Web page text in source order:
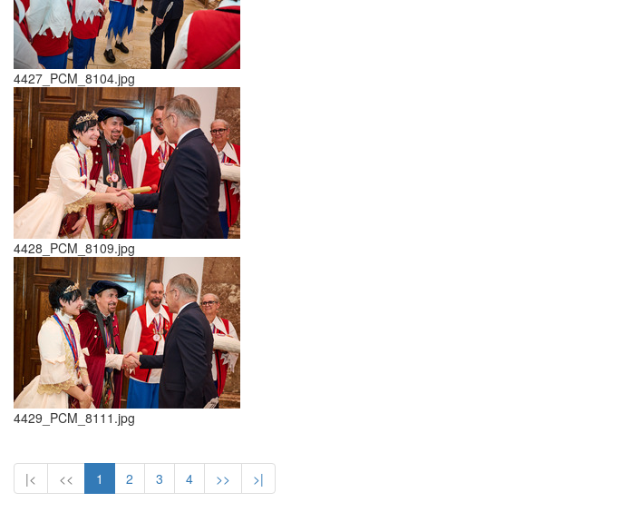
4427_PCM_8104.jpg
4428_PCM_8109.jpg
4429_PCM_8111.jpg
|< << 1 2 3 4 >> >|